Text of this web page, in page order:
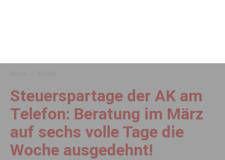
Steuerspartage der AK am
Telefon: Beratung im März
auf sechs volle Tage die
Woche ausgedehnt!